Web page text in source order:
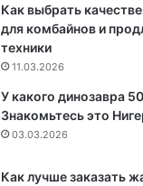
Как выбрать
для комбайнов и
техники
11.03.2026
У какого динозавра
Знакомьтесь это
03.03.2026
Как лучше заказать